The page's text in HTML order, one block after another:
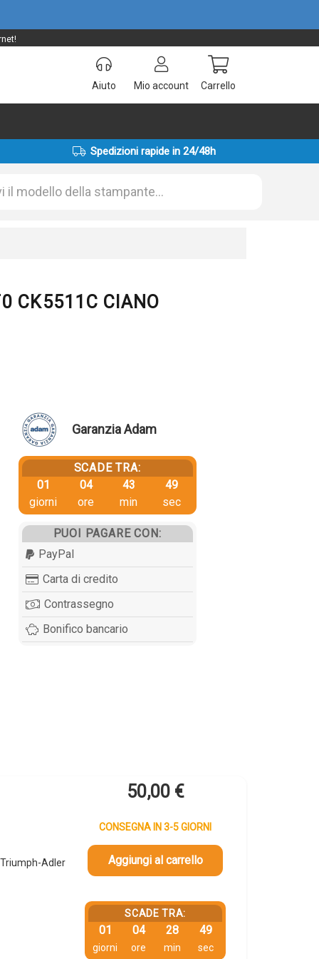
Aiuto Mio account Carrello
Spedizioni rapide in 24/48h
CK5511C CIANO
Garanzia Adam
SCADE TRA:
01
giorni
04
ore
43
min
49
sec
PUOI PAGARE CON:
PayPal
Carta di credito
Contrassegno
Bonifico bancario
Adler
50,00 €
CONSEGNA IN 3-5 GIORNI
Aggiungi al carrello
SCADE TRA:
01
giorni
04
ore
28
min
49
sec